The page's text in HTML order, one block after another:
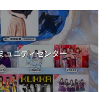
ュニティセンター